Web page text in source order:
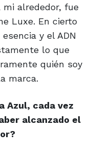
alrededor, fue
Luxe. En cierto
y el ADN
lo que
quién soy
marca.
Azul, cada vez
alcanzado el